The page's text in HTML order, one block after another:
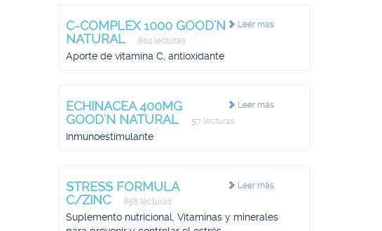
Leer más
C-COMPLEX 1000 GOOD'N
NATURAL
802 lecturas
Aporte de vitamina C, antioxidante
Leer más
ECHINACEA 400MG
GOOD'N NATURAL
57 lecturas
Inmunoestimulante
Leer más
STRESS FORMULA
C/ZINC
858 lecturas
Suplemento nutricional, Vitaminas y minerales